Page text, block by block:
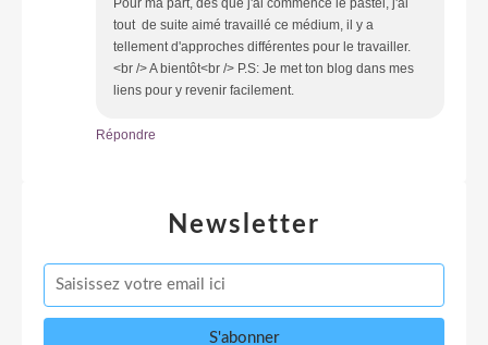
tout de suite aimé travaillé ce médium, il y a
tellement d'approches différentes pour le travailler.
<br /> A bientôt<br /> P.S: Je met ton blog dans mes
liens pour y revenir facilement.
Répondre
Newsletter